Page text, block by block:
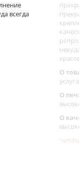
всегда
О
услуга
О
О
Читать